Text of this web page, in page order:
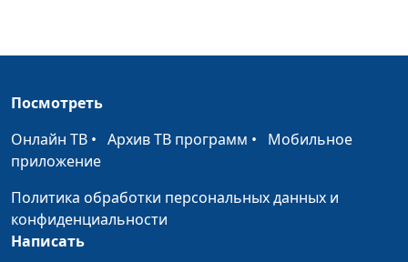
доктор богословия
Родословная будущего
богословия
Приду опять
Юрий Друми, доктор
Посмотреть
Онлайн ТВ • Архив ТВ программ • Мобильное
приложение
Политика обработки персональных данных и
конфиденциальности
Написать